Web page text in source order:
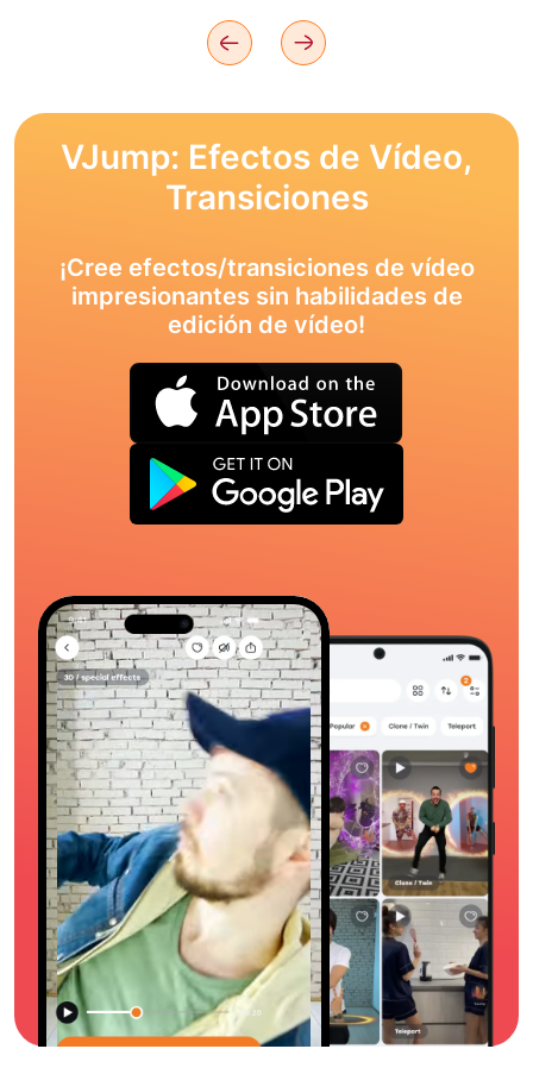
VJump: Efectos de Vídeo,
Transiciones
¡Cree efectos/transiciones de vídeo
impresionantes sin habilidades de
edición de vídeo!